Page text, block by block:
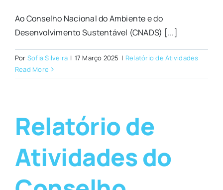
Ao Conselho Nacional do Ambiente e do
Desenvolvimento Sustentável (CNADS) [...]
Por Sofia Silveira | 17 Março 2025 | Relatório de Atividades
Read More
Relatório de
Atividades do